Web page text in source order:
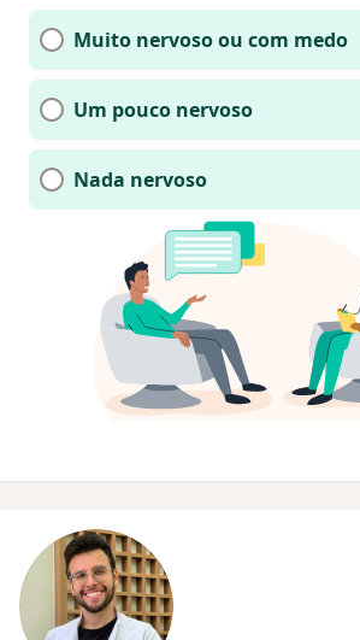
Muito nervoso ou com medo
Um pouco nervoso
Nada nervoso